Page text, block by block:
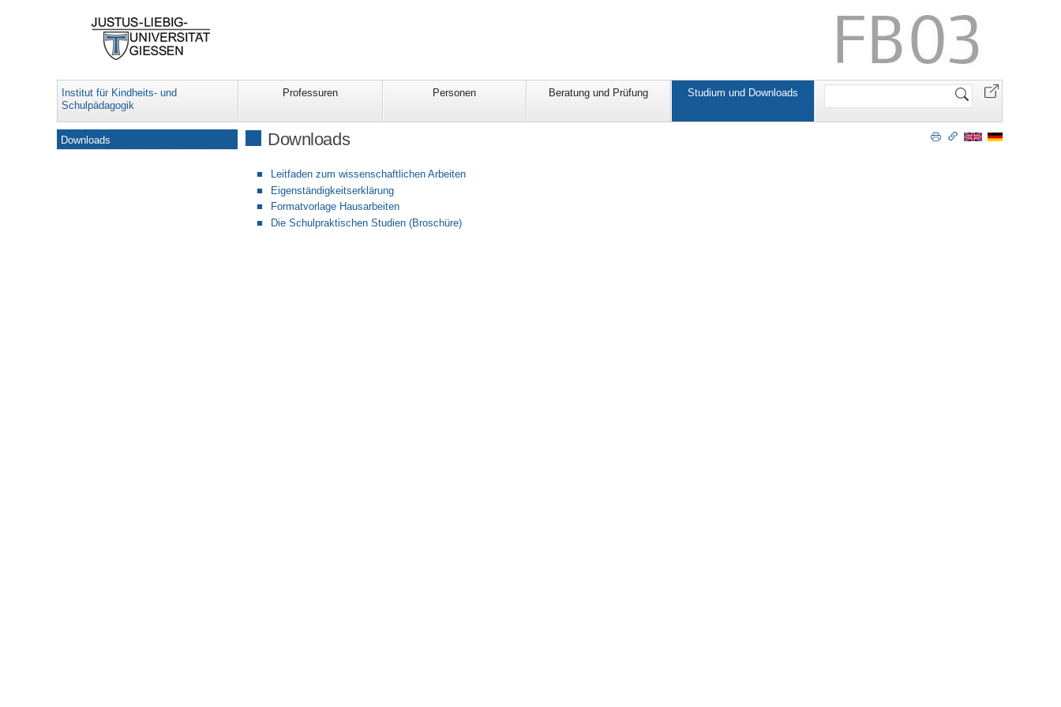
Institut für Kindheits- und
Schulpädagogik
Professuren Personen Beratung und Prüfung Studium und Downloads
Website
Downloads
Leitfaden zum wissenschaftlichen Arbeiten
Eigenständigkeitserklärung
Formatvorlage Hausarbeiten
Die Schulpraktischen Studien (Broschüre)
Navigation
Downloads